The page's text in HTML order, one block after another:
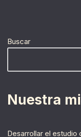
Buscar
Nuestra
Desarrollar el estudio